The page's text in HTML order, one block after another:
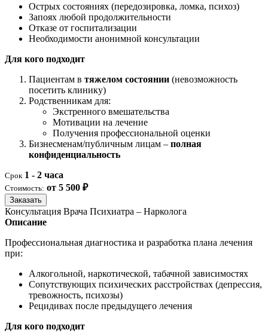
Острых состояниях (передозировка, ломка, психоз)
Запоях любой продолжительности
Отказе от госпитализации
Необходимости анонимной консультации
Для кого подходит
Пациентам в тяжелом состоянии (невозможность
посетить клинику)
Родственникам для:
Экстренного вмешательства
Мотивации на лечение
Получения профессиональной оценки
Бизнесменам/публичным лицам – полная
конфиденциальность
Срок 1 - 2 часа
Стоимость: от 5 500 ₽
Заказать
Консультация Врача Психиатра – Нарколога
Описание
Профессиональная диагностика и разработка плана лечения
при:
Алкогольной, наркотической, табачной зависимостях
Сопутствующих психических расстройствах (депрессия,
тревожность, психозы)
Рецидивах после предыдущего лечения
Для кого подходит